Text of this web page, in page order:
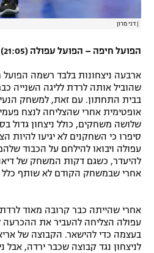
דני מרון
הפועל חיפה – הפועל עפולה (21:05)
ארבעה ניצחונות בלבד רשמה הפועל
שהוביל אותה לרדת לליגה השנייה
בבית התחתון. עם זאת, למשחק
אופטימית אחרי שהצליחה לנצח
שלושה משחקים, כולל ניצחון גדול
סיפרו כי השחקנים לא יגיעו
עפולה ויבואו להילחם על הכבוד
להיעדר, כשגם דקות המשחק של
אחרי שבמשחק הקודם לא שותף כלל
אחרי שהייתה כבר קרובה מאוד
עפולה הצליחה להעביר את ההכרעה
בעצמה כדי להישאר. הקבוצה של
לניצחון נגד קבוצה שכבר ירדה, אבל